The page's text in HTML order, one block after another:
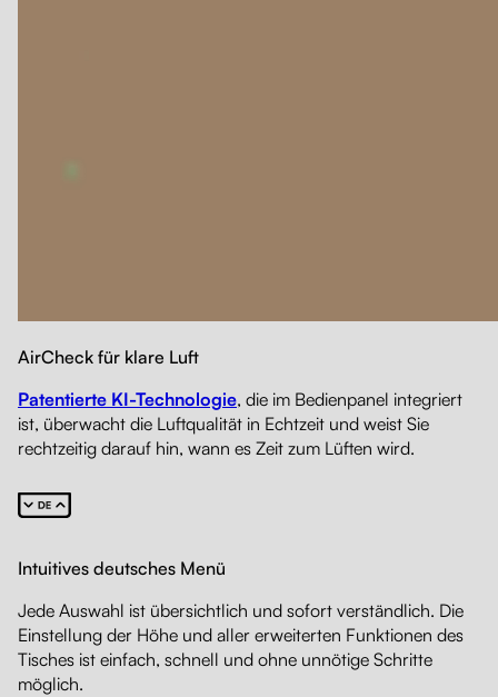
AirCheck für klare Luft
Patentierte KI-Technologie, die im Bedienpanel integriert
ist, überwacht die Luftqualität in Echtzeit und weist Sie
rechtzeitig darauf hin, wann es Zeit zum Lüften wird.
Intuitives deutsches Menü
Jede Auswahl ist übersichtlich und sofort verständlich. Die
Einstellung der Höhe und aller erweiterten Funktionen des
Tisches ist einfach, schnell und ohne unnötige Schritte
möglich.